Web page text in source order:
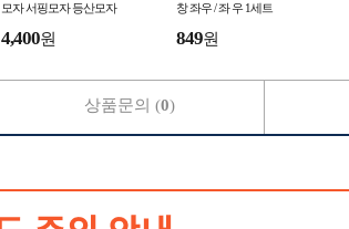
모자 서핑모자 등산모자
4,400원
창 좌우 / 좌 우 1세트
849원
상품문의 (0)